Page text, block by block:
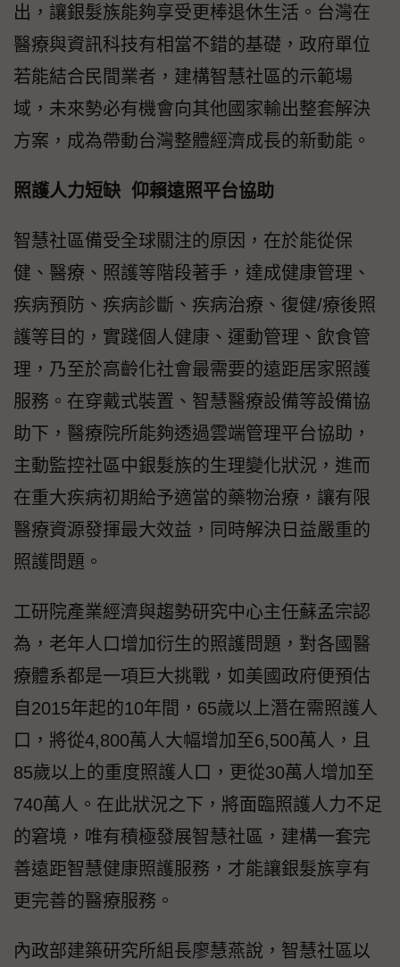
出，讓銀髮族能夠享受更棒退休生活。台灣在
醫療與資訊科技有相當不錯的基礎，政府單位
若能結合民間業者，建構智慧社區的示範場
域，未來勢必有機會向其他國家輸出整套解決
方案，成為帶動台灣整體經濟成長的新動能。
照護人力短缺 仰賴遠照平台協助
智慧社區備受全球關注的原因，在於能從保
健、醫療、照護等階段著手，達成健康管理、
疾病預防、疾病診斷、疾病治療、復健/療後照
護等目的，實踐個人健康、運動管理、飲食管
理，乃至於高齡化社會最需要的遠距居家照護
服務。在穿戴式裝置、智慧醫療設備等設備協
助下，醫療院所能夠透過雲端管理平台協助，
主動監控社區中銀髮族的生理變化狀況，進而
在重大疾病初期給予適當的藥物治療，讓有限
醫療資源發揮最大效益，同時解決日益嚴重的
照護問題。
工研院產業經濟與趨勢研究中心主任蘇孟宗認
為，老年人口增加衍生的照護問題，對各國醫
療體系都是一項巨大挑戰，如美國政府便預估
自2015年起的10年間，65歲以上潛在需照護人
口，將從4,800萬人大幅增加至6,500萬人，且
85歲以上的重度照護人口，更從30萬人增加至
740萬人。在此狀況之下，將面臨照護人力不足
的窘境，唯有積極發展智慧社區，建構一套完
善遠距智慧健康照護服務，才能讓銀髮族享有
更完善的醫療服務。
內政部建築研究所組長廖慧燕說，智慧社區以